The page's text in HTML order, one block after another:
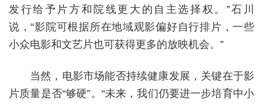
发行给予片方和院线更大的自主选择权。”石川
说，“影院可根据所在地域观影偏好自行排片，一些
小众电影和文艺片也可获得更多的放映机会。”
当然，电影市场能否持续健康发展，关键在于影
片质量是否“够硬”。“未来，我们仍要进一步培育中小